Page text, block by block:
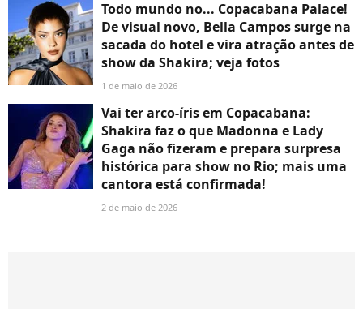
Todo mundo no... Copacabana Palace!
De visual novo, Bella Campos surge na
sacada do hotel e vira atração antes de
show da Shakira; veja fotos
1 de maio de 2026
Vai ter arco-íris em Copacabana:
Shakira faz o que Madonna e Lady
Gaga não fizeram e prepara surpresa
histórica para show no Rio; mais uma
cantora está confirmada!
2 de maio de 2026